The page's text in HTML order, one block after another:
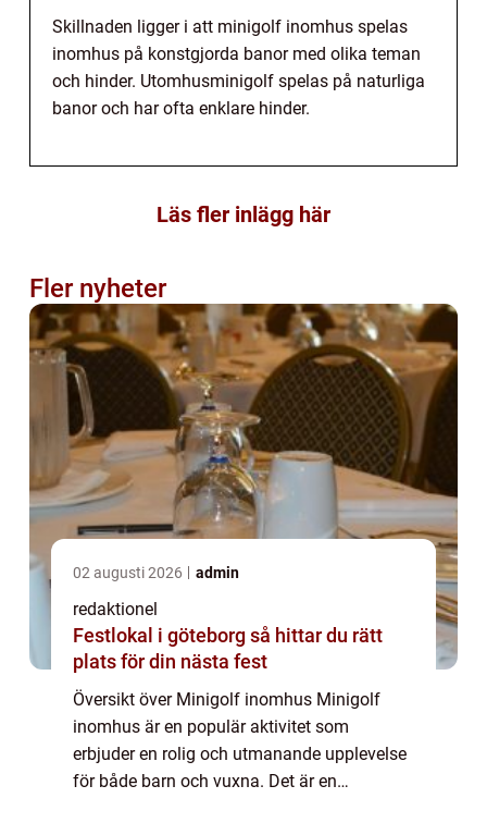
Skillnaden ligger i att minigolf inomhus spelas
inomhus på konstgjorda banor med olika teman
och hinder. Utomhusminigolf spelas på naturliga
banor och har ofta enklare hinder.
Läs fler inlägg här
Fler nyheter
02 augusti 2026 admin
redaktionel
Festlokal i göteborg så hittar du rätt
plats för din nästa fest
Översikt över Minigolf inomhus Minigolf
inomhus är en populär aktivitet som
erbjuder en rolig och utmanande upplevelse
för både barn och vuxna. Det är en